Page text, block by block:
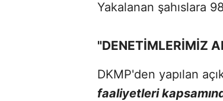
Yakalanan şahıslara
"DENETİMLERİMİZ
DKMP'den yapılan
faaliyetleri